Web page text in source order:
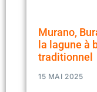
Murano,
la lagune à
traditionnel
15 MAI 2025